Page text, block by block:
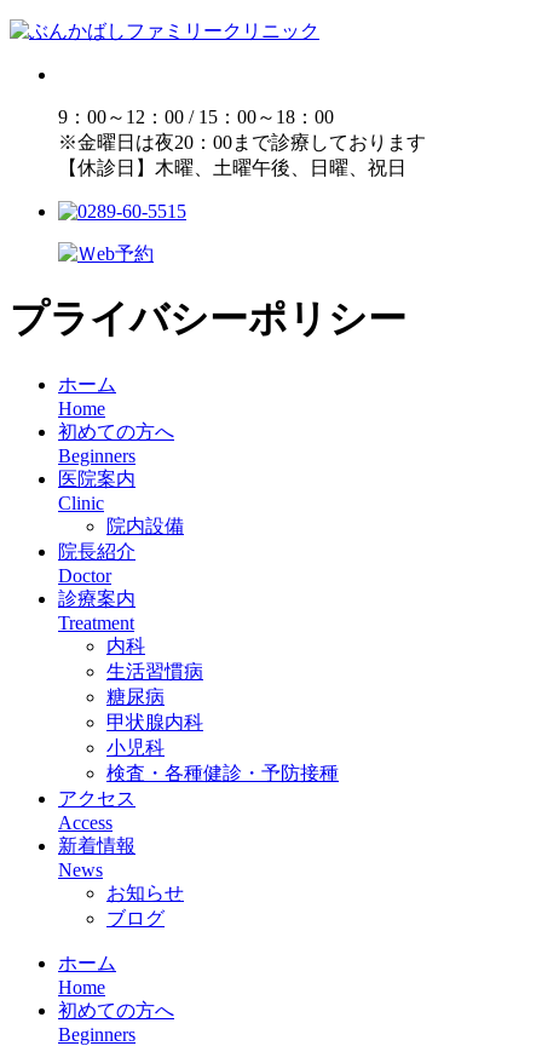
9：00～12：00 / 15：00～18：00
※金曜日は夜20：00まで診療しております
【休診日】木曜、土曜午後、日曜、祝日
プライバシーポリシー
ホーム
Home
初めての方へ
Beginners
医院案内
Clinic
院内設備
院長紹介
Doctor
診療案内
Treatment
内科
生活習慣病
糖尿病
甲状腺内科
小児科
検査・各種健診・予防接種
アクセス
Access
新着情報
News
お知らせ
ブログ
ホーム
Home
初めての方へ
Beginners